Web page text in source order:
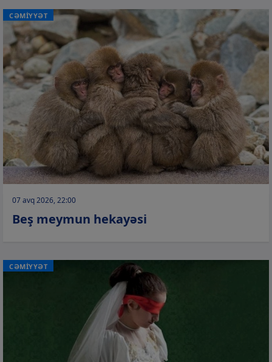
CƏMİYYƏT
07 avq 2026, 22:00
Beş meymun hekayəsi
CƏMİYYƏT